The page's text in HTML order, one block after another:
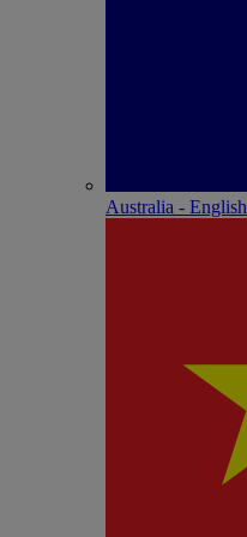
Australia - English